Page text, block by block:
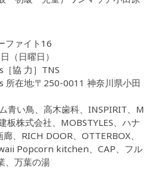
ファイト16
（日曜日）
［協 力］TNS
所在地:〒250-0011 神奈川県小田
青い鳥、高木歯科、INSPIRIT、M
板株式会社、MOBSTYLES、ハナ
、RICH DOOR、OTTERBOX、
Popcorn kitchen、CAP、フル
、万葉の湯